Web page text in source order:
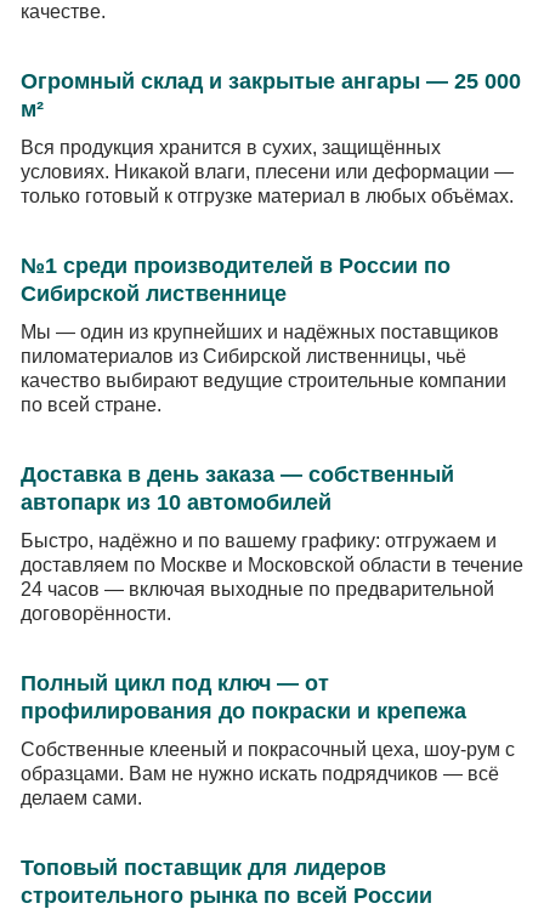
качестве.
Огромный склад и закрытые ангары — 25 000
м²
Вся продукция хранится в сухих, защищённых
условиях. Никакой влаги, плесени или деформации —
только готовый к отгрузке материал в любых объёмах.
№1 среди производителей в России по
Сибирской лиственнице
Мы — один из крупнейших и надёжных поставщиков
пиломатериалов из Сибирской лиственницы, чьё
качество выбирают ведущие строительные компании
по всей стране.
Доставка в день заказа — собственный
автопарк из 10 автомобилей
Быстро, надёжно и по вашему графику: отгружаем и
доставляем по Москве и Московской области в течение
24 часов — включая выходные по предварительной
договорённости.
Полный цикл под ключ — от
профилирования до покраски и крепежа
Собственные клееный и покрасочный цеха, шоу-рум с
образцами. Вам не нужно искать подрядчиков — всё
делаем сами.
Топовый поставщик для лидеров
строительного рынка по всей России